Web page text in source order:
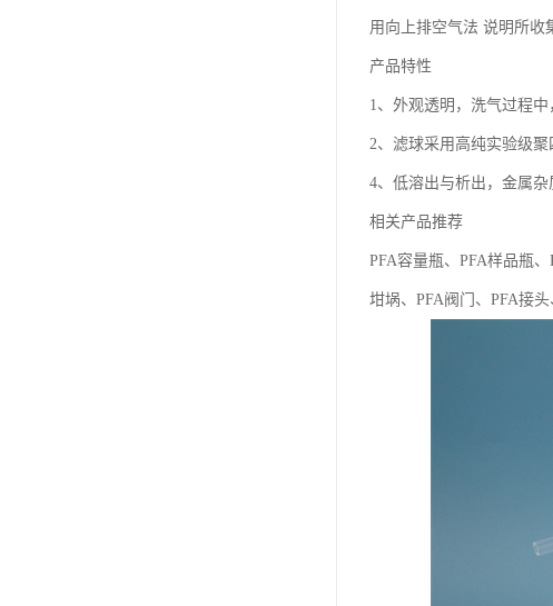
用向上排空气法 说明所收
产品特性
1、外观透明，洗气过程
2、滤球采用高纯实验级
4、低溶出与析出，金属杂
相关产品推荐
PFA容量瓶、PFA样品瓶
坩埚、PFA阀门、PFA接